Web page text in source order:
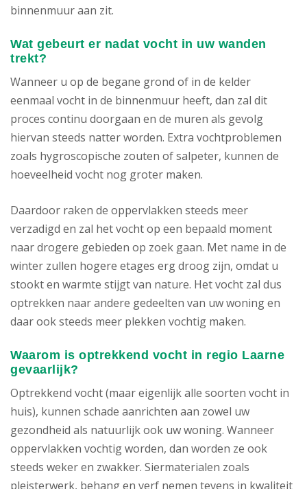
binnenmuur aan zit.
Wat gebeurt er nadat vocht in uw wanden
trekt?
Wanneer u op de begane grond of in de kelder
eenmaal vocht in de binnenmuur heeft, dan zal dit
proces continu doorgaan en de muren als gevolg
hiervan steeds natter worden. Extra vochtproblemen
zoals hygroscopische zouten of salpeter, kunnen de
hoeveelheid vocht nog groter maken.
Daardoor raken de oppervlakken steeds meer
verzadigd en zal het vocht op een bepaald moment
naar drogere gebieden op zoek gaan. Met name in de
winter zullen hogere etages erg droog zijn, omdat u
stookt en warmte stijgt van nature. Het vocht zal dus
optrekken naar andere gedeelten van uw woning en
daar ook steeds meer plekken vochtig maken.
Waarom is optrekkend vocht in regio Laarne
gevaarlijk?
Optrekkend vocht (maar eigenlijk alle soorten vocht in
huis), kunnen schade aanrichten aan zowel uw
gezondheid als natuurlijk ook uw woning. Wanneer
oppervlakken vochtig worden, dan worden ze ook
steeds weker en zwakker. Siermaterialen zoals
pleisterwerk, behang en verf nemen tevens in kwaliteit